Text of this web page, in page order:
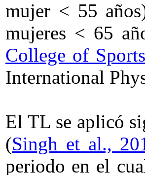
mujer < 55
mujeres < 65
College of
International
El TL se aplicó
(Singh et al.,
periodo en el